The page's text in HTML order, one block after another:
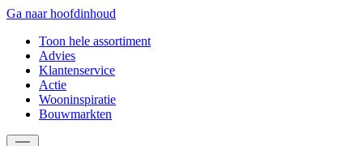
Ga naar hoofdinhoud
Toon hele assortiment
Advies
Klantenservice
Actie
Wooninspiratie
Bouwmarkten